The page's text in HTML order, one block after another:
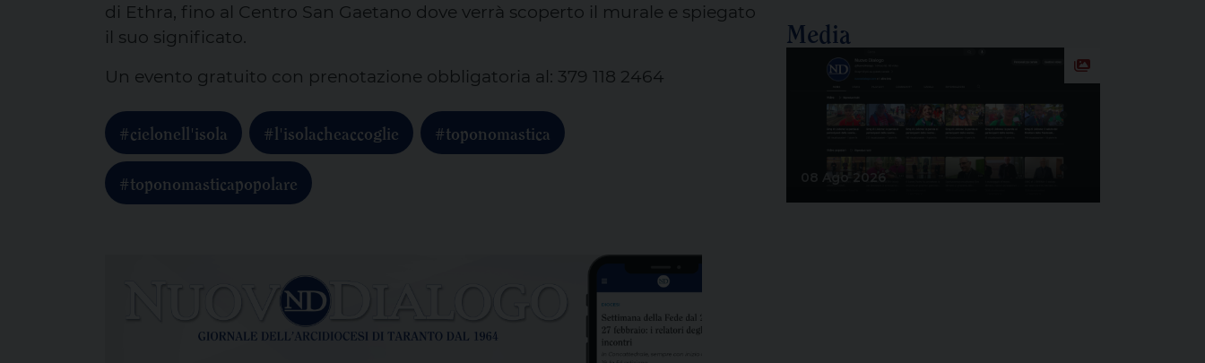
di Ethra, fino al Centro San Gaetano dove verrà scoperto il murale e spiegato
il suo significato.
Un evento gratuito con prenotazione obbligatoria al: 379 118 2464
#cielonell'isola #l'isolacheaccoglie #toponomastica
#toponomasticapopolare
Media
08 Ago 2026